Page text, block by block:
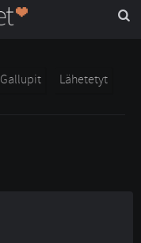
Gallupit
Lähetetyt